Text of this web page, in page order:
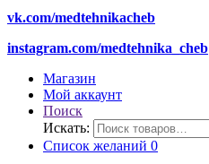
vk.com/medtehnikacheb
instagram.com/medtehnika_cheb
Магазин
Мой аккаунт
Поиск
Искать:
Список желаний 0